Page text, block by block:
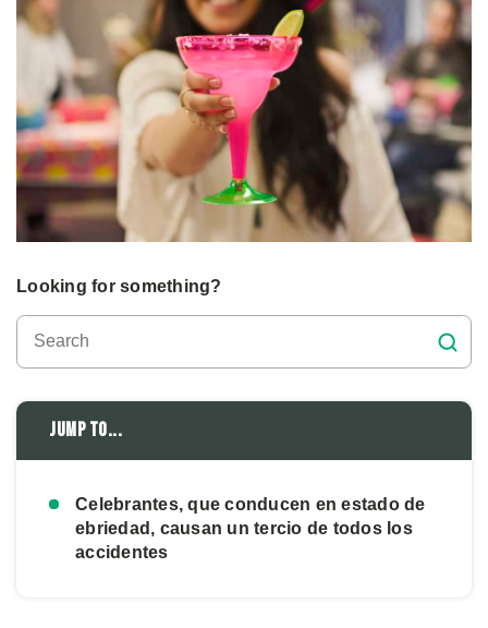
Looking for something?
Jump to...
Celebrantes, que conducen en estado de
ebriedad, causan un tercio de todos los
accidentes